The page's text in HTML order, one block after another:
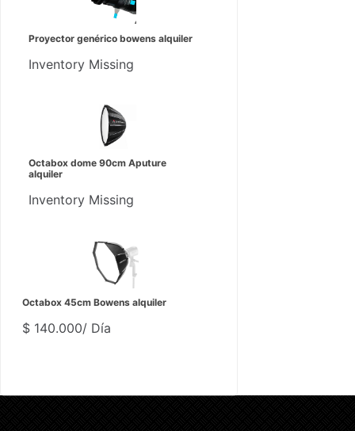
Proyector genérico bowens alquiler
Inventory Missing
Octabox dome 90cm Aputure
alquiler
Inventory Missing
Octabox 45cm Bowens alquiler
$ 140.000/ Día